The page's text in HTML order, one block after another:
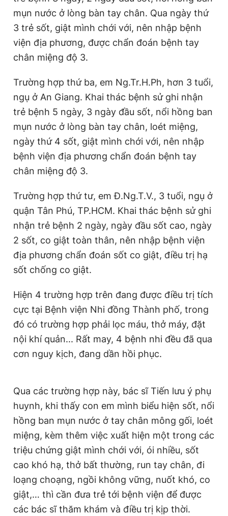
mụn nước ở lòng bàn tay chân. Qua ngày thứ
3 trẻ sốt, giật mình chới với, nên nhập bệnh
viện địa phương, được chẩn đoán bệnh tay
chân miệng độ 3.
Trường hợp thứ ba, em Ng.Tr.H.Ph, hơn 3 tuổi,
ngụ ở An Giang. Khai thác bệnh sử ghi nhận
trẻ bệnh 5 ngày, 3 ngày đầu sốt, nổi hồng ban
mụn nước ở lòng bàn tay chân, loét miệng,
ngày thứ 4 sốt, giật mình chới với, nên nhập
bệnh viện địa phương chẩn đoán bệnh tay
chân miệng độ 3.
Trường hợp thứ tư, em Đ.Ng.T.V., 3 tuổi, ngụ ở
quận Tân Phú, TP.HCM. Khai thác bệnh sử ghi
nhận trẻ bệnh 2 ngày, ngày đầu sốt cao, ngày
2 sốt, co giật toàn thân, nên nhập bệnh viện
địa phương chẩn đoán sốt co giật, điều trị hạ
sốt chống co giật.
Hiện 4 trường hợp trên đang được điều trị tích
cực tại Bệnh viện Nhi đồng Thành phố, trong
đó có trường hợp phải lọc máu, thở máy, đặt
nội khí quản... Rất may, 4 bệnh nhi đều đã qua
cơn nguy kịch, đang dần hồi phục.
Qua các trường hợp này, bác sĩ Tiến lưu ý phụ
huynh, khi thấy con em mình biểu hiện sốt, nổi
hồng ban mụn nước ở tay chân mông gối, loét
miệng, kèm thêm việc xuất hiện một trong các
triệu chứng giật mình chới với, ói nhiều, sốt
cao khó hạ, thở bất thường, run tay chân, đi
loạng choạng, ngồi không vững, nuốt khó, co
giật,… thì cần đưa trẻ tới bệnh viện để được
các bác sĩ thăm khám và điều trị kịp thời.